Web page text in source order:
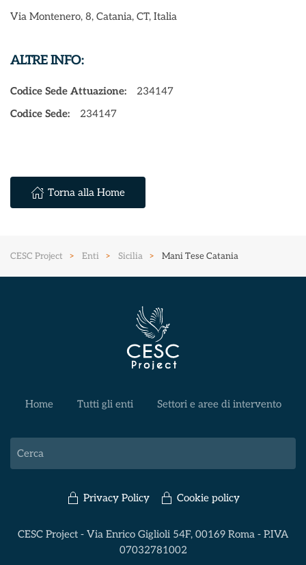
Via Montenero, 8, Catania, CT, Italia
ALTRE INFO:
Codice Sede Attuazione:
234147
Codice Sede:
234147
Torna alla Home
CESC Project Enti Sicilia Mani Tese Catania
Home Tutti gli enti Settori e aree di intervento
Privacy Policy Cookie policy
CESC Project - Via Enrico Giglioli 54F, 00169 Roma - P.IVA
07032781002